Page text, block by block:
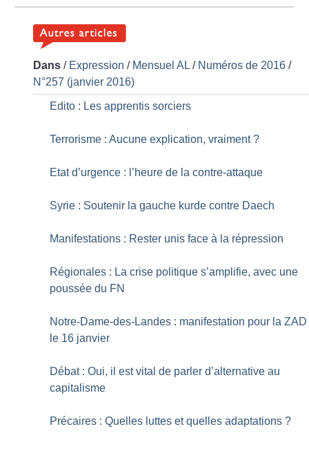
Dans / Expression / Mensuel AL / Numéros de 2016 /
N°257 (janvier 2016)
Edito : Les apprentis sorciers
Terrorisme : Aucune explication, vraiment ?
Etat d’urgence : l’heure de la contre-attaque
Syrie : Soutenir la gauche kurde contre Daech
Manifestations : Rester unis face à la répression
Régionales : La crise politique s’amplifie, avec une
poussée du FN
Notre-Dame-des-Landes : manifestation pour la ZAD
le 16 janvier
Débat : Oui, il est vital de parler d’alternative au
capitalisme
Précaires : Quelles luttes et quelles adaptations ?